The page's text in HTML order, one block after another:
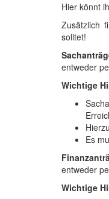
Hier könnt
Zusätzlich
solltet!
entweder
Wichtige
Es
entweder
Wichtige